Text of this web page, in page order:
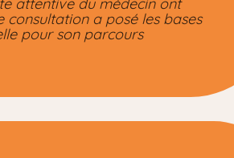
consultation a posé les bases
pour son parcours